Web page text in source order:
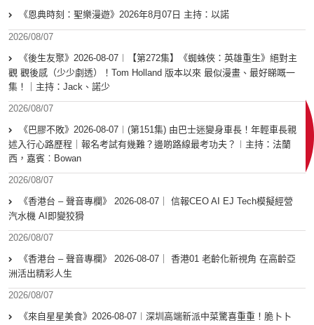
《恩典時刻：聖樂漫遊》2026年8月07日 主持：以諾
2026/08/07
《後生友聚》2026-08-07︱【第272集】《蜘蛛俠：英雄重生》絕對主
觀 觀後感（少少劇透）！Tom Holland 版本以來 最似漫畫、最好睇嘅一
集！｜主持：Jack、諾少
2026/08/07
《巴膠不敗》2026-08-07︱(第151集) 由巴士迷變身車長！年輕車長親
述入行心路歷程｜報名考試有幾難？邊啲路線最考功夫？︱主持：法蘭
西，嘉賓︰Bowan
2026/08/07
《香港台 – 聲音專欄》 2026-08-07｜ 信報CEO AI EJ Tech模擬經營
汽水機 AI即變狡猾
2026/08/07
《香港台 – 聲音專欄》 2026-08-07｜ 香港01 老齡化新視角 在高齡亞
洲活出精彩人生
2026/08/07
《來自星星美食》2026-08-07︱深圳高端新派中菜驚喜重重！脆卜卜